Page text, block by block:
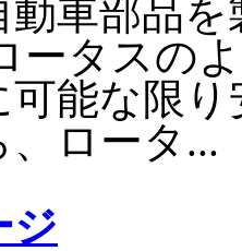
動車部品
ータスの
可能な限
ロータ...
ジ